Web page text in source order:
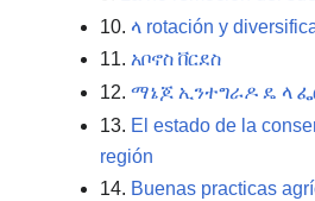
10. ላ rotación y
11. አቦኖስ ቨርደስ
12. ማኔጆ ኢንተግራዶ ዴ ላ
13. El estado de la
región
14. Buenas practicas